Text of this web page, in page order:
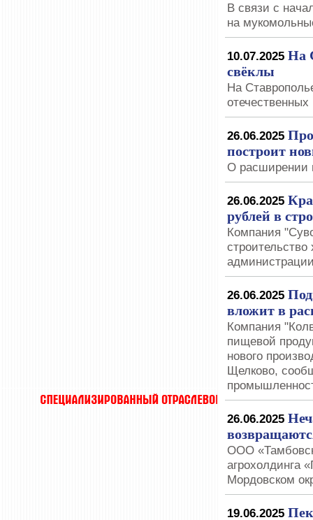
В связи с
на
10.07.2025 На
свёклы
На
26.06.2025
построит
О расширении
26.06.2025
рублей в
Компания
26.06.2025
вложит в
Компания
пищевой
нового
Щелково,
26.06.2025
ООО
агрохолдинга
Мордовском
19.06.2025